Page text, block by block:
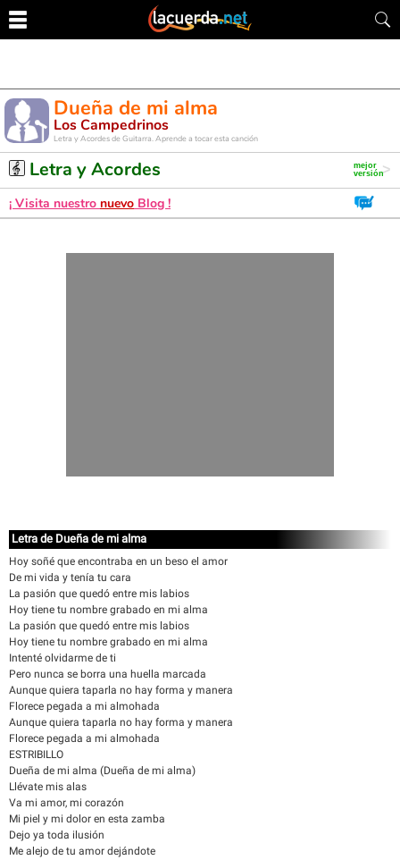
Dueña de mi alma
Los Campedrinos
Letra y Acordes de Guitarra. Aprende a tocar esta canción
Letra y Acordes
¡ Visita nuestro nuevo Blog !
Letra de Dueña de mi alma
Hoy soñé que encontraba en un beso el amor
De mi vida y tenía tu cara
La pasión que quedó entre mis labios
Hoy tiene tu nombre grabado en mi alma
La pasión que quedó entre mis labios
Hoy tiene tu nombre grabado en mi alma
Intenté olvidarme de ti
Pero nunca se borra una huella marcada
Aunque quiera taparla no hay forma y manera
Florece pegada a mi almohada
Aunque quiera taparla no hay forma y manera
Florece pegada a mi almohada
ESTRIBILLO
Dueña de mi alma (Dueña de mi alma)
Llévate mis alas
Va mi amor, mi corazón
Mi piel y mi dolor en esta zamba
Dejo ya toda ilusión
Me alejo de tu amor dejándote